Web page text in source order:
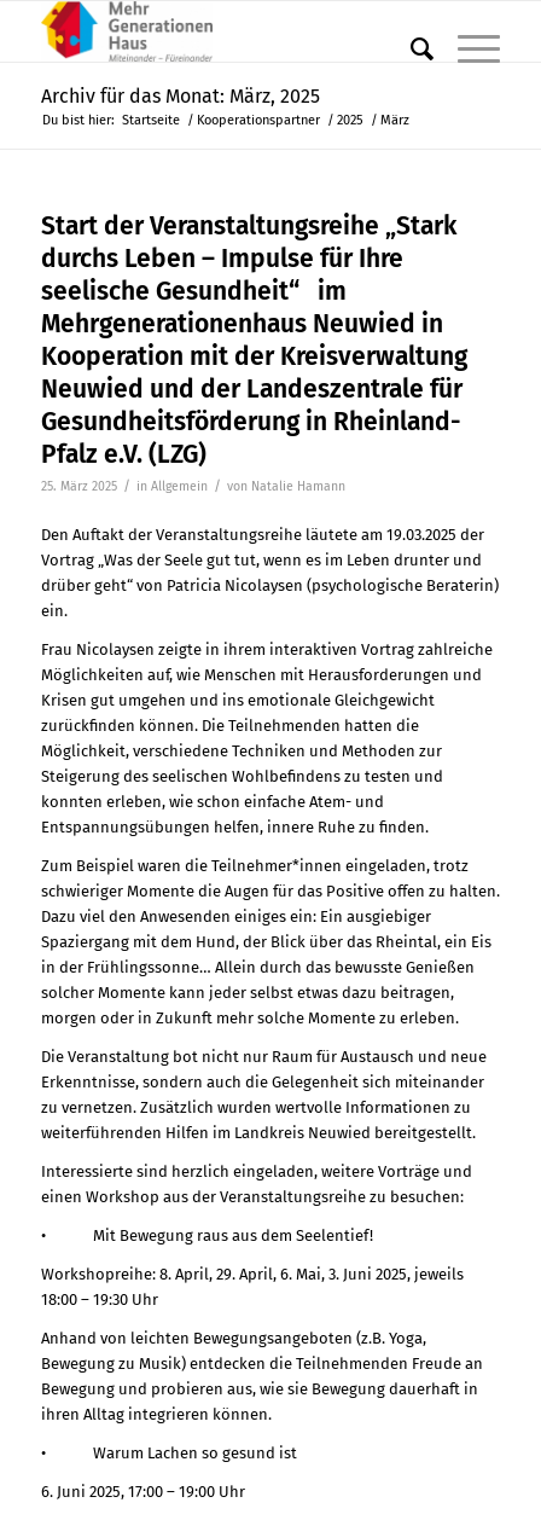
Archiv für das Monat: März, 2025
Du bist hier: Startseite / Kooperationspartner / 2025 / März
Start der Veranstaltungsreihe „Stark
durchs Leben – Impulse für Ihre
seelische Gesundheit“ im
Mehrgenerationenhaus Neuwied in
Kooperation mit der Kreisverwaltung
Neuwied und der Landeszentrale für
Gesundheitsförderung in Rheinland-
Pfalz e.V. (LZG)
25. März 2025 / in Allgemein / von Natalie Hamann
Den Auftakt der Veranstaltungsreihe läutete am 19.03.2025 der
Vortrag „Was der Seele gut tut, wenn es im Leben drunter und
drüber geht“ von Patricia Nicolaysen (psychologische Beraterin)
ein.
Frau Nicolaysen zeigte in ihrem interaktiven Vortrag zahlreiche
Möglichkeiten auf, wie Menschen mit Herausforderungen und
Krisen gut umgehen und ins emotionale Gleichgewicht
zurückfinden können. Die Teilnehmenden hatten die
Möglichkeit, verschiedene Techniken und Methoden zur
Steigerung des seelischen Wohlbefindens zu testen und
konnten erleben, wie schon einfache Atem- und
Entspannungsübungen helfen, innere Ruhe zu finden.
Zum Beispiel waren die Teilnehmer*innen eingeladen, trotz
schwieriger Momente die Augen für das Positive offen zu halten.
Dazu viel den Anwesenden einiges ein: Ein ausgiebiger
Spaziergang mit dem Hund, der Blick über das Rheintal, ein Eis
in der Frühlingssonne… Allein durch das bewusste Genießen
solcher Momente kann jeder selbst etwas dazu beitragen,
morgen oder in Zukunft mehr solche Momente zu erleben.
Die Veranstaltung bot nicht nur Raum für Austausch und neue
Erkenntnisse, sondern auch die Gelegenheit sich miteinander
zu vernetzen. Zusätzlich wurden wertvolle Informationen zu
weiterführenden Hilfen im Landkreis Neuwied bereitgestellt.
Interessierte sind herzlich eingeladen, weitere Vorträge und
einen Workshop aus der Veranstaltungsreihe zu besuchen:
• Mit Bewegung raus aus dem Seelentief!
Workshopreihe: 8. April, 29. April, 6. Mai, 3. Juni 2025, jeweils
18:00 – 19:30 Uhr
Anhand von leichten Bewegungsangeboten (z.B. Yoga,
Bewegung zu Musik) entdecken die Teilnehmenden Freude an
Bewegung und probieren aus, wie sie Bewegung dauerhaft in
ihren Alltag integrieren können.
• Warum Lachen so gesund ist
6. Juni 2025, 17:00 – 19:00 Uhr